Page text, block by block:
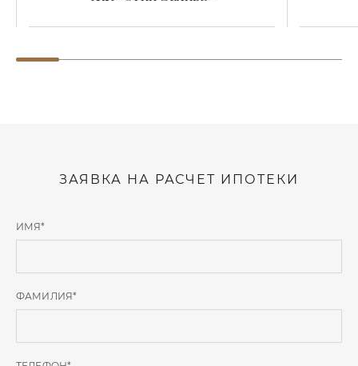
ЗАЯВКА НА РАСЧЕТ ИПОТЕКИ
ИМЯ*
ФАМИЛИЯ*